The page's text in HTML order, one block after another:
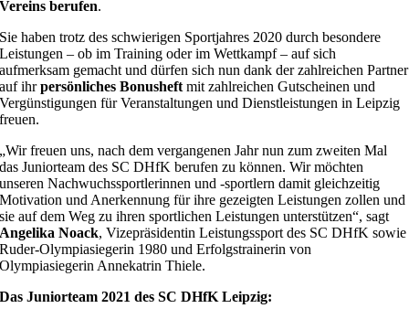
Vereins berufen.
Sie haben trotz des schwierigen Sportjahres 2020 durch besondere
Leistungen – ob im Training oder im Wettkampf – auf sich
aufmerksam gemacht und dürfen sich nun dank der zahlreichen Partner
auf ihrpersönliches Bonusheft mit zahlreichen Gutscheinen und
Vergünstigungen für Veranstaltungen und Dienstleistungen in Leipzig
freuen.
„Wir freuen uns, nach dem vergangenen Jahr nun zum zweiten Mal
das Juniorteam des SC DHfK berufen zu können. Wir möchten
unseren Nachwuchssportlerinnen und -sportlern damit gleichzeitig
Motivation und Anerkennung für ihre gezeigten Leistungen zollen und
sie auf dem Weg zu ihren sportlichen Leistungen unterstützen“, sagt
Angelika Noack, Vizepräsidentin Leistungssport des SC DHfK sowie
Ruder-Olympiasiegerin 1980 und Erfolgstrainerin von
Olympiasiegerin Annekatrin Thiele.
Das Juniorteam 2021 des SC DHfK Leipzig: